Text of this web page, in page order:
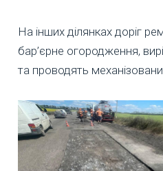
На інших ділянках доріг
бар’єрне огородження,
та проводять